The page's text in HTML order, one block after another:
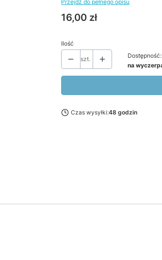
Przejdź do pełnego opisu
Cena
16,00 zł
Ilość
szt.
Dostępność:
na
Czas wysyłki:48 godzin